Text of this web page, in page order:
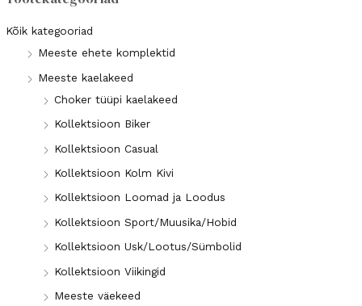
Kõik kategooriad
Meeste ehete komplektid
Meeste kaelakeed
Choker tüüpi kaelakeed
Kollektsioon Biker
Kollektsioon Casual
Kollektsioon Kolm Kivi
Kollektsioon Loomad ja Loodus
Kollektsioon Sport/Muusika/Hobid
Kollektsioon Usk/Lootus/Sümbolid
Kollektsioon Viikingid
Meeste väekeed